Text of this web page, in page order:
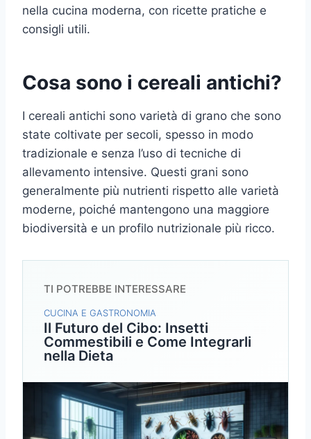
nella cucina moderna, con ricette pratiche e
consigli utili.
Cosa sono i cereali antichi?
I cereali antichi sono varietà di grano che sono
state coltivate per secoli, spesso in modo
tradizionale e senza l’uso di tecniche di
allevamento intensive. Questi grani sono
generalmente più nutrienti rispetto alle varietà
moderne, poiché mantengono una maggiore
biodiversità e un profilo nutrizionale più ricco.
TI POTREBBE INTERESSARE
CUCINA E GASTRONOMIA
Il Futuro del Cibo: Insetti
Commestibili e Come Integrarli
nella Dieta